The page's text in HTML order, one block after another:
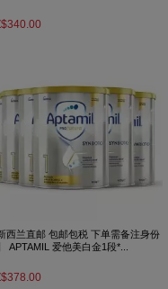
西兰直邮 包邮包税 下单需备注身份
APTAMIL 爱他美白金1段*...